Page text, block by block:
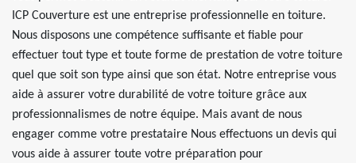
ICP Couverture est une entreprise professionnelle en toiture.
Nous disposons une compétence suffisante et fiable pour
effectuer tout type et toute forme de prestation de votre toiture
quel que soit son type ainsi que son état. Notre entreprise vous
aide à assurer votre durabilité de votre toiture grâce aux
professionnalismes de notre équipe. Mais avant de nous
engager comme votre prestataire Nous effectuons un devis qui
vous aide à assurer toute votre préparation pour